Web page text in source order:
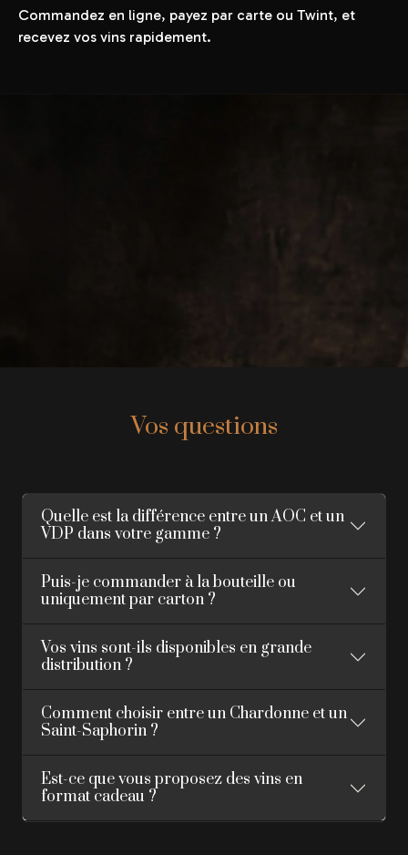
Commandez en ligne, payez par carte ou Twint, et
recevez vos vins rapidement.
Vos questions
Quelle est la différence entre un AOC et un
VDP dans votre gamme ?
Puis-je commander à la bouteille ou
uniquement par carton ?
Vos vins sont-ils disponibles en grande
distribution ?
Comment choisir entre un Chardonne et un
Saint-Saphorin ?
Est-ce que vous proposez des vins en
format cadeau ?